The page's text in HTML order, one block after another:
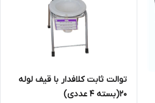
توالت ثابت کلافدار با قیف لوله
20(بسته 4 عددی)